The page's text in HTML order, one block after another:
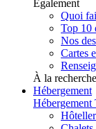
Également
Quoi
Top 10
Nos
Cartes
À la
Hébergement
Hébergement